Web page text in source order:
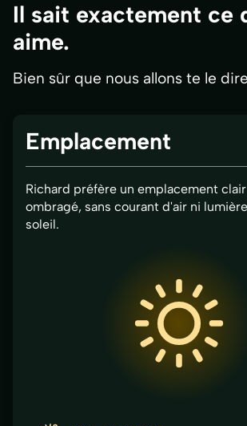
Il sait exactement ce
aime.
Bien sûr que nous allons te le
Emplacement
Richard préfère un emplacement
ombragé, sans courant d'air ni
soleil.